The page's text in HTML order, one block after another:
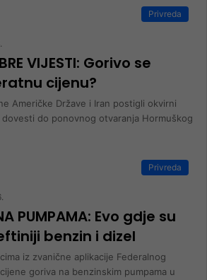
Privreda
VIJESTI: Gorivo se
cijenu?
Američke Države i Iran postigli okvirni
do ponovnog otvaranja Hormuškog
Privreda
PUMPAMA: Evo gdje su
benzin i dizel
iz zvanične aplikacije Federalnog
goriva na benzinskim pumpama u